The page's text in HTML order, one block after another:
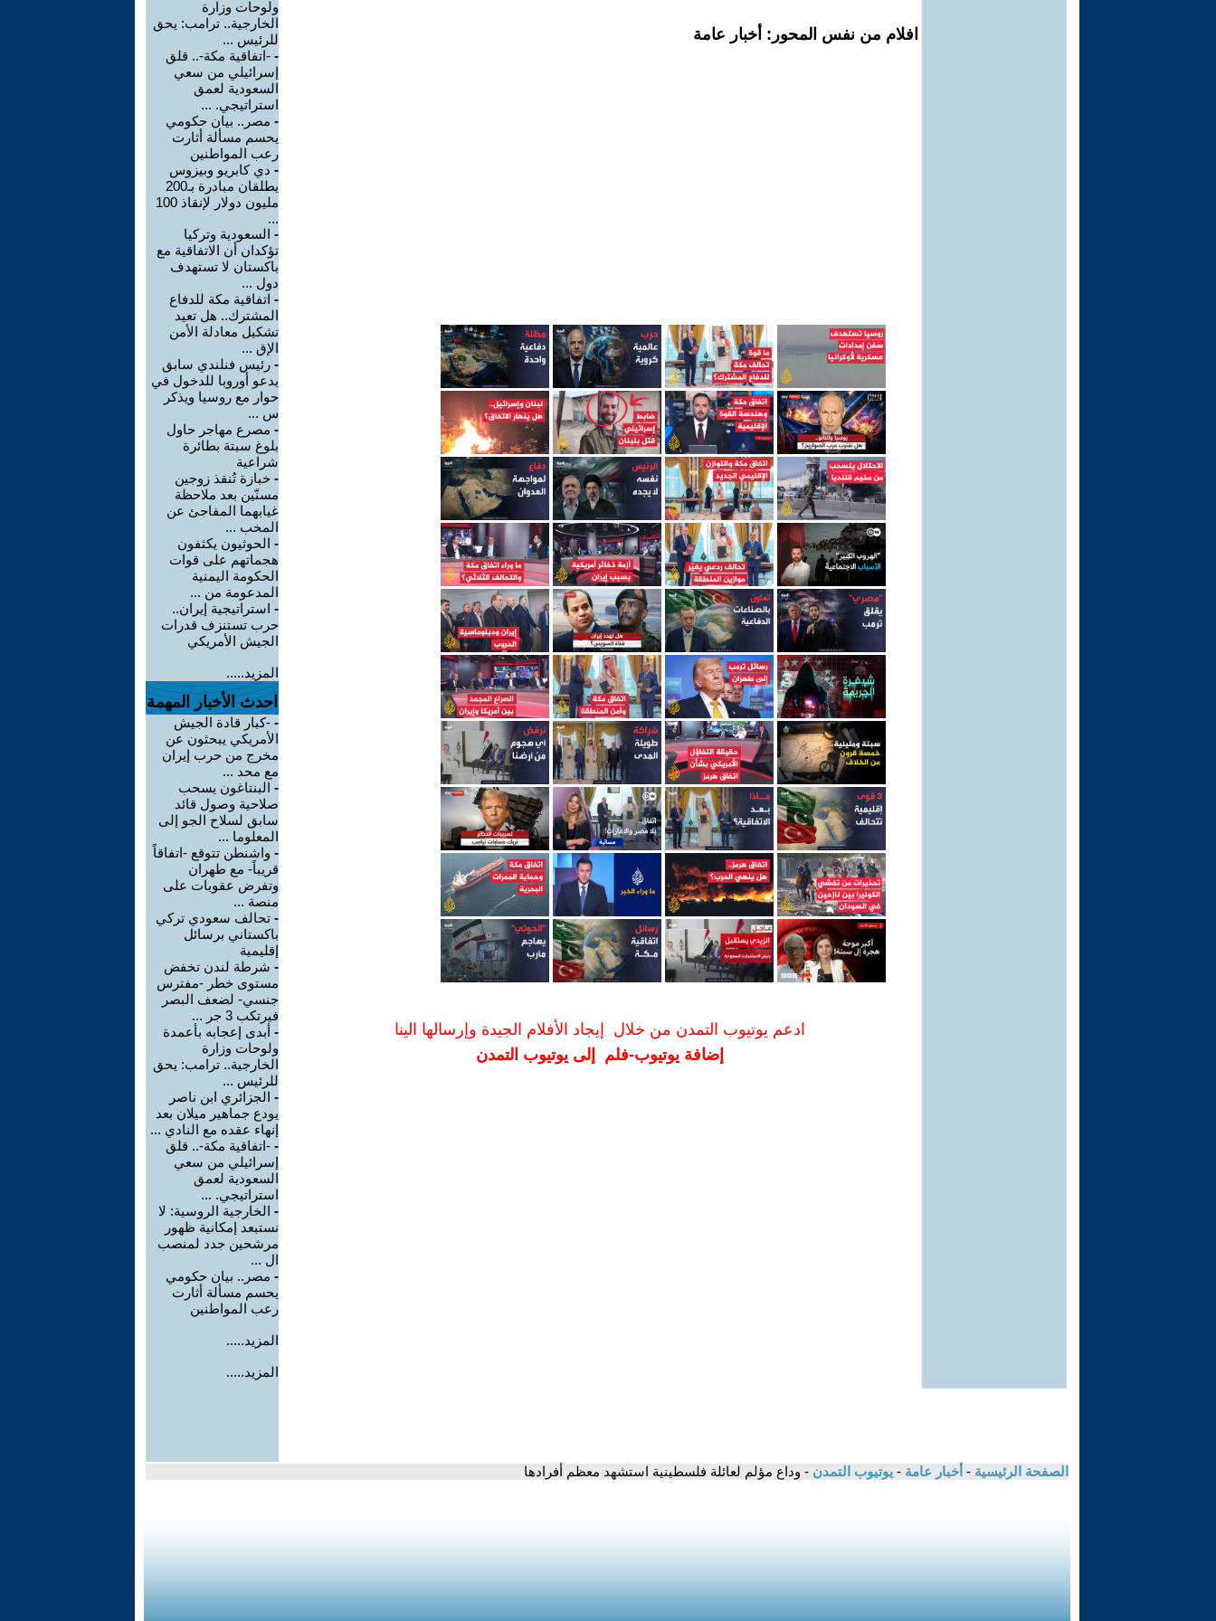
افلام من نفس المحور: أخبار عامة
ادعم يوتيوب التمدن من خلال إيجاد الأفلام الجيدة وإرسالها الينا
إضافة يوتيوب-فلم إلى يوتيوب التمدن
ولوحات وزارة
الخارجية.. ترامب: يحق
للرئيس ...
- -اتفاقية مكة-.. قلق
إسرائيلي من سعي
السعودية لعمق
استراتيجي. ...
- مصر.. بيان حكومي
يحسم مسألة أثارت
رعب المواطنين
- دي كابريو وبيزوس
يطلقان مبادرة بـ200
مليون دولار لإنقاذ 100
...
- السعودية وتركيا
تؤكدان أن الاتفاقية مع
باكستان لا تستهدف
دول ...
- اتفاقية مكة للدفاع
المشترك.. هل تعيد
تشكيل معادلة الأمن
الإق ...
- رئيس فنلندي سابق
يدعو أوروبا للدخول في
حوار مع روسيا ويذكر
س ...
- مصرع مهاجر حاول
بلوغ سبتة بطائرة
شراعية
- خبازة تُنقذ زوجين
مسنّين بعد ملاحظة
غيابهما المفاجئ عن
المخب ...
- الحوثيون يكثفون
هجماتهم على قوات
الحكومة اليمنية
المدعومة من ...
- استراتيجية إيران..
حرب تستنزف قدرات
الجيش الأمريكي
المزيد.....
احدث الأخبار المهمة
- -كبار قادة الجيش
الأمريكي يبحثون عن
مخرج من حرب إيران
مع محد ...
- البنتاغون يسحب
صلاحية وصول قائد
سابق لسلاح الجو إلى
المعلوما ...
- واشنطن تتوقع -اتفاقاً
قريباً- مع طهران
وتفرض عقوبات على
منصة ...
- تحالف سعودي تركي
باكستاني برسائل
إقليمية
- شرطة لندن تخفض
مستوى خطر -مفترس
جنسي- لضعف البصر
فيرتكب 3 جر ...
- أبدى إعجابه بأعمدة
ولوحات وزارة
الخارجية.. ترامب: يحق
للرئيس ...
- الجزائري ابن ناصر
يودع جماهير ميلان بعد
إنهاء عقده مع النادي ...
- -اتفاقية مكة-.. قلق
إسرائيلي من سعي
السعودية لعمق
استراتيجي. ...
- الخارجية الروسية: لا
نستبعد إمكانية ظهور
مرشحين جدد لمنصب
ال ...
- مصر.. بيان حكومي
يحسم مسألة أثارت
رعب المواطنين
المزيد.....
المزيد.....
الصفحة الرئيسية - أخبار عامة - يوتيوب التمدن - وداع مؤلم لعائلة فلسطينية استشهد معظم أفرادها